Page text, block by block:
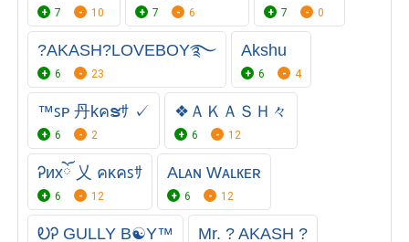
7 10 7 6 7 0
?AKASH?LOVEBOY࿐
6 23
Akshu
6 4
™ꜱᴘ 丹kคຮｻ ✓
6 2
❖ＡＫＡＳＨ々
6 12
Ꭾиxོ 乂 คᴋคꜱｻ
6 12
Aʟᴀɴ Wᴀʟкᴇʀ
6 12
ᎧᎮ GULLY B☯Y™ Mr. ? AKASH ?